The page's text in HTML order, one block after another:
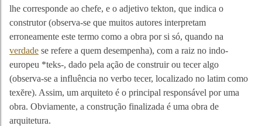
lhe corresponde ao chefe, e o adjetivo tekton, que indica o
construtor (observa-se que muitos autores interpretam
erroneamente este termo como a obra por si só, quando na
verdade se refere a quem desempenha), com a raiz no indo-
europeu *teks-, dado pela ação de construir ou tecer algo
(observa-se a influência no verbo tecer, localizado no latim como
texĕre). Assim, um arquiteto é o principal responsável por uma
obra. Obviamente, a construção finalizada é uma obra de
arquitetura.